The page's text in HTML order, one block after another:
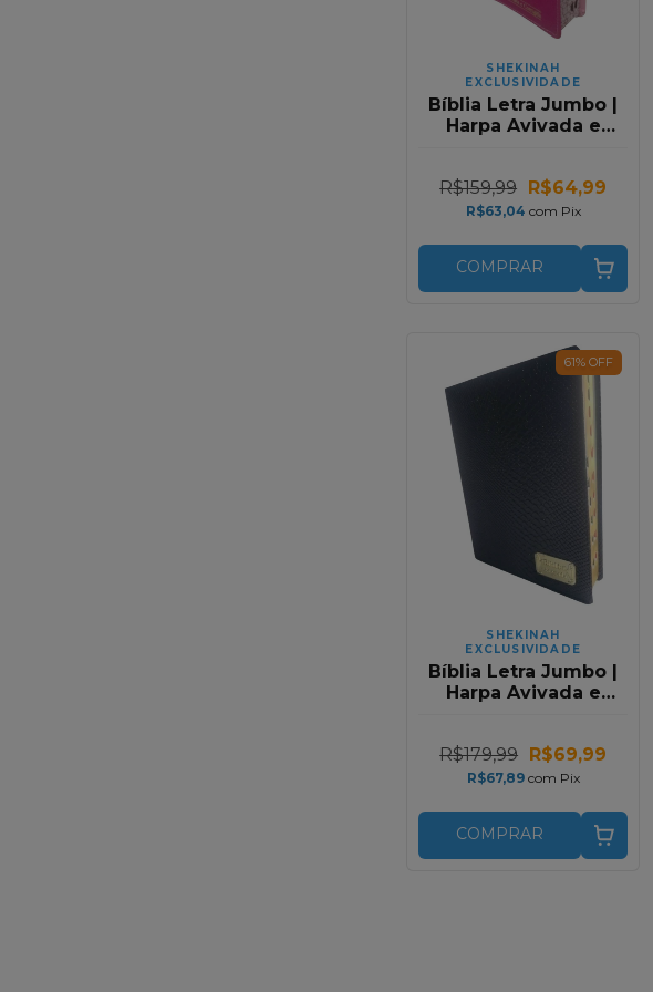
SHEKINAH
EXCLUSIVIDADE
Bíblia Letra Jumbo |
Harpa Avivada e
R$159,99 R$64,99
R$63,04 com Pix
COMPRAR
61%OFF
SHEKINAH
EXCLUSIVIDADE
Bíblia Letra Jumbo |
Harpa Avivada e
Grafite
R$179,99 R$69,99
R$67,89 com Pix
COMPRAR